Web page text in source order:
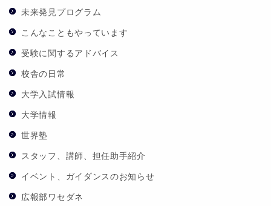
未来発見プログラム
こんなこともやっています
受験に関するアドバイス
校舎の日常
大学入試情報
大学情報
世界塾
スタッフ、講師、担任助手紹介
イベント、ガイダンスのお知らせ
広報部ワセダネ